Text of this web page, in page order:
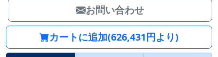
お問い合わせ
カートに追加(626,431円より)